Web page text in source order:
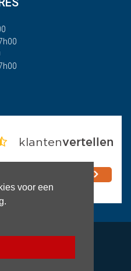
voor een